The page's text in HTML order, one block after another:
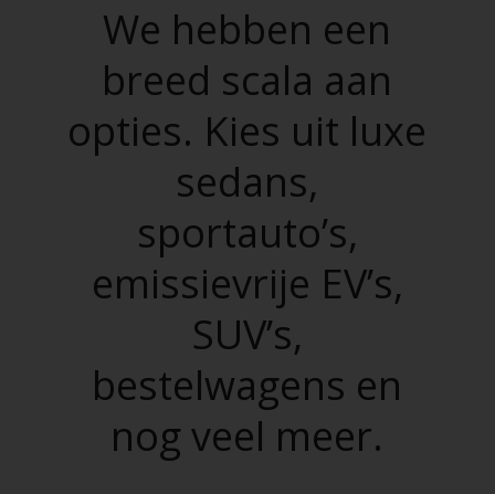
We hebben een
breed scala aan
opties. Kies uit luxe
sedans,
sportauto’s,
emissievrije EV’s,
SUV’s,
bestelwagens en
nog veel meer.